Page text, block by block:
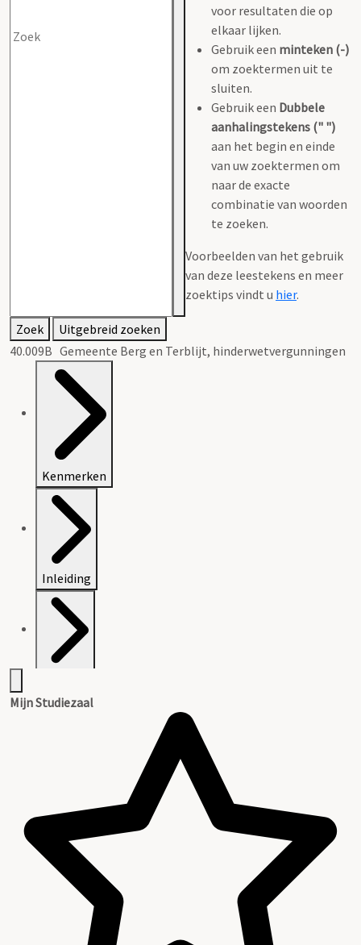
voor resultaten die op
elkaar lijken.
Gebruik een minteken (-)
om zoektermen uit te
sluiten.
Gebruik een Dubbele
aanhalingstekens (" ")
aan het begin en einde
van uw zoektermen om
naar de exacte
combinatie van woorden
te zoeken.
Voorbeelden van het gebruik
van deze leestekens en meer
zoektips vindt u hier.
Zoek
Uitgebreid zoeken
40.009B Gemeente Berg en Terblijt, hinderwetvergunningen
Kenmerken
Inleiding
Mijn Studiezaal